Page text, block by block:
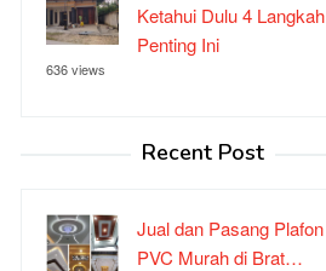
Ketahui Dulu 4 Langkah
Penting Ini
636 views
Recent Post
Jual dan Pasang Plafon
PVC Murah di Brat…